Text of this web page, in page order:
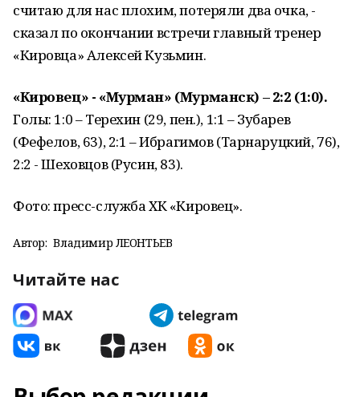
считаю для нас плохим, потеряли два очка, -
сказал по окончании встречи главный тренер
«Кировца» Алексей Кузьмин.
«Кировец» - «Мурман» (Мурманск) – 2:2 (1:0).
Голы: 1:0 – Терехин (29, пен.), 1:1 – Зубарев
(Фефелов, 63), 2:1 – Ибрагимов (Тарнаруцкий, 76),
2:2 - Шеховцов (Русин, 83).
Фото: пресс-служба ХК «Кировец».
Автор: Владимир ЛЕОНТЬЕВ
Читайте нас